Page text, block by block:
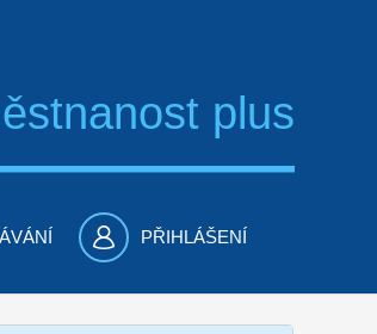
plus
PŘIHLÁŠENÍ